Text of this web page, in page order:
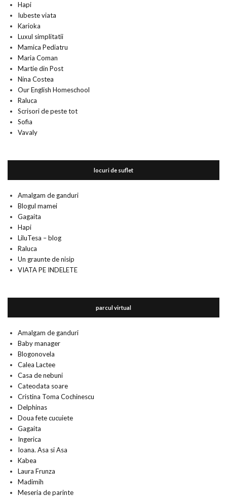
Hapi
Iubeste viata
Karioka
Luxul simplitatii
Mamica Pediatru
Maria Coman
Martie din Post
Nina Costea
Our English Homeschool
Raluca
Scrisori de peste tot
Sofia
Vavaly
locuri de suflet
Amalgam de ganduri
Blogul mamei
Gagaita
Hapi
LiluTesa – blog
Raluca
Un graunte de nisip
VIATA PE INDELETE
parcul virtual
Amalgam de ganduri
Baby manager
Blogonovela
Calea Lactee
Casa de nebuni
Cateodata soare
Cristina Toma Cochinescu
Delphinas
Doua fete cucuiete
Gagaita
Ingerica
Ioana. Asa si Asa
Kabea
Laura Frunza
Madimih
Meseria de parinte